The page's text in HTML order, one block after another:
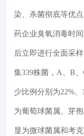
染、杀菌彻底等优
药企业臭氧消毒时
后立即进行全面采
集339株菌，A、B
少比例分别为22%
为葡萄球菌属、芽
显为微球菌属和考